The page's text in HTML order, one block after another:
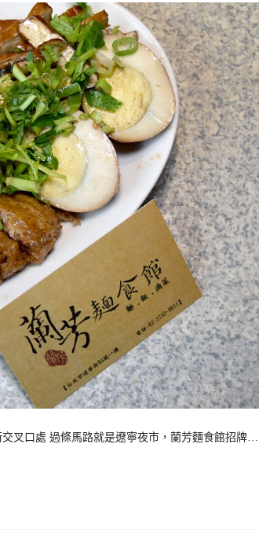
叉口處 過條馬路就是遼寧夜市，蘭芳麵食館招牌…